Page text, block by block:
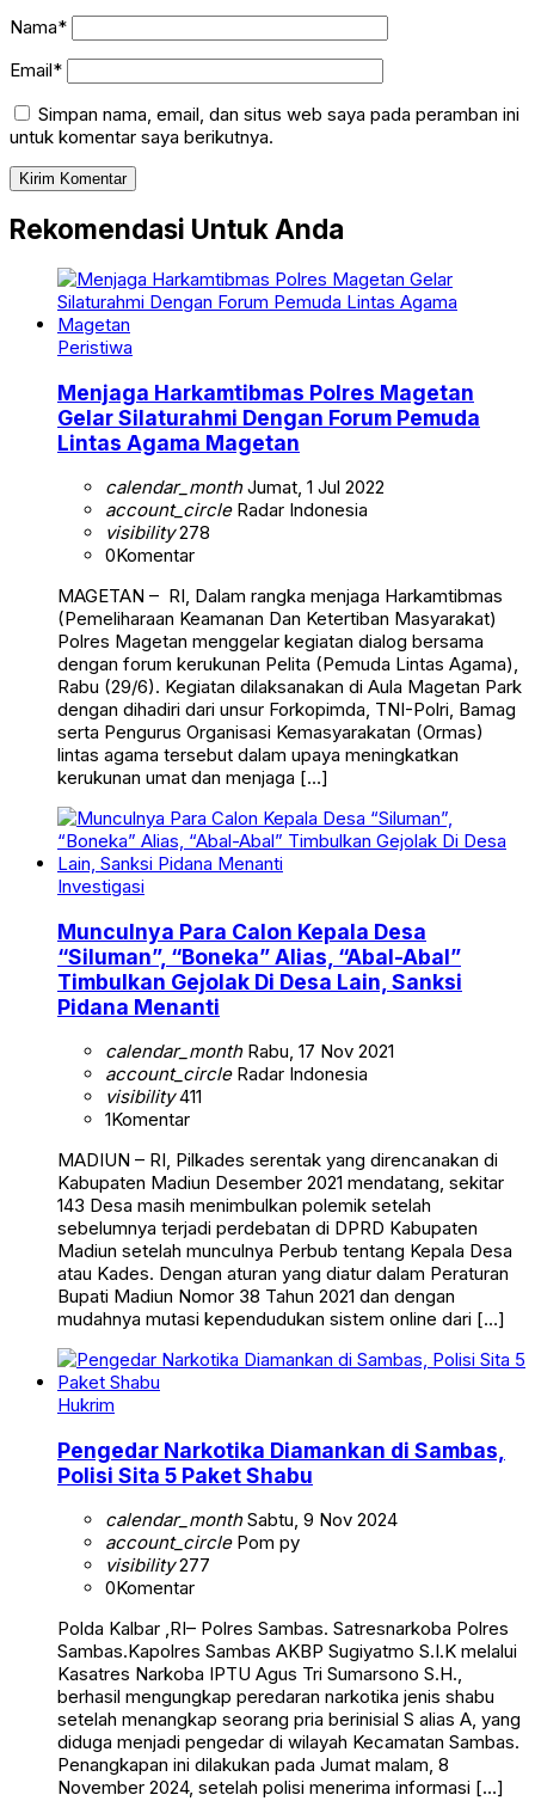
Nama*
Email*
Simpan nama, email, dan situs web saya pada peramban ini
untuk komentar saya berikutnya.
Rekomendasi Untuk Anda
Peristiwa
Menjaga Harkamtibmas Polres Magetan
Gelar Silaturahmi Dengan Forum Pemuda
Lintas Agama Magetan
calendar_monthJumat, 1 Jul 2022
account_circleRadar Indonesia
visibility278
0Komentar
MAGETAN – RI, Dalam rangka menjaga Harkamtibmas
(Pemeliharaan Keamanan Dan Ketertiban Masyarakat)
Polres Magetan menggelar kegiatan dialog bersama
dengan forum kerukunan Pelita (Pemuda Lintas Agama),
Rabu (29/6). Kegiatan dilaksanakan di Aula Magetan Park
dengan dihadiri dari unsur Forkopimda, TNI-Polri, Bamag
serta Pengurus Organisasi Kemasyarakatan (Ormas)
lintas agama tersebut dalam upaya meningkatkan
kerukunan umat dan menjaga […]
Investigasi
Munculnya Para Calon Kepala Desa
“Siluman”, “Boneka” Alias, “Abal-Abal”
Timbulkan Gejolak Di Desa Lain, Sanksi
Pidana Menanti
calendar_monthRabu, 17 Nov 2021
account_circleRadar Indonesia
visibility411
1Komentar
MADIUN – RI, Pilkades serentak yang direncanakan di
Kabupaten Madiun Desember 2021 mendatang, sekitar
143 Desa masih menimbulkan polemik setelah
sebelumnya terjadi perdebatan di DPRD Kabupaten
Madiun setelah munculnya Perbub tentang Kepala Desa
atau Kades. Dengan aturan yang diatur dalam Peraturan
Bupati Madiun Nomor 38 Tahun 2021 dan dengan
mudahnya mutasi kependudukan sistem online dari […]
Hukrim
Pengedar Narkotika Diamankan di Sambas,
Polisi Sita 5 Paket Shabu
calendar_monthSabtu, 9 Nov 2024
account_circlePom py
visibility277
0Komentar
Polda Kalbar ,RI– Polres Sambas. Satresnarkoba Polres
Sambas.Kapolres Sambas AKBP Sugiyatmo S.I.K melalui
Kasatres Narkoba IPTU Agus Tri Sumarsono S.H.,
berhasil mengungkap peredaran narkotika jenis shabu
setelah menangkap seorang pria berinisial S alias A, yang
diduga menjadi pengedar di wilayah Kecamatan Sambas.
Penangkapan ini dilakukan pada Jumat malam, 8
November 2024, setelah polisi menerima informasi […]